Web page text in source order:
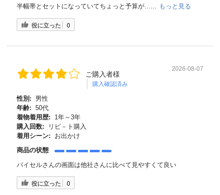
半幅帯とセットになっていてちょっと予算が…... もっと見る
役に立った 0
ご購入者様
購入確認済み
2026-08-07
性別:
男性
年齢: 50代
着物着用歴:
1年～3年
購入回数:
リピ－ト購入
着用シーン:
お出かけ
商品の状態
バイセルさんの画面は他社さんに比べて見やすくて良い
役に立った 0